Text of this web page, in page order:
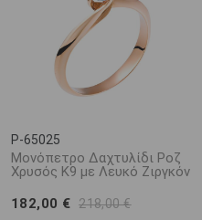
P-65025
Μονόπετρο Δαχτυλίδι Ροζ
Χρυσός Κ9 με Λευκό Ζιργκόν
182,00 € 218,00 €